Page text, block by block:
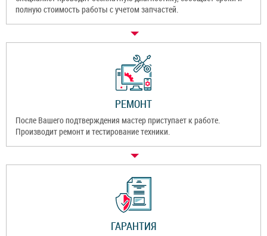
полную стоимость работы с учетом запчастей.
РЕМОНТ
После Вашего подтверждения мастер приступает к работе.
Производит ремонт и тестирование техники.
ГАРАНТИЯ